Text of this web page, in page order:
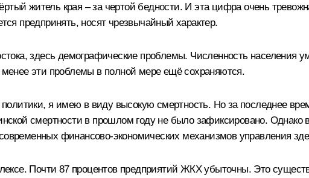
житель края – за чертой бедности. И эта цифра очень
предпринять, носят чрезвычайный характер.
здесь демографические проблемы. Численность населения
эти проблемы в полной мере ещё сохраняются.
я имею в виду высокую смертность. Но за последнее
смертности в прошлом году не было зафиксировано.
финансово-экономических механизмов управления
Почти 87 процентов предприятий ЖКХ убыточны. Это